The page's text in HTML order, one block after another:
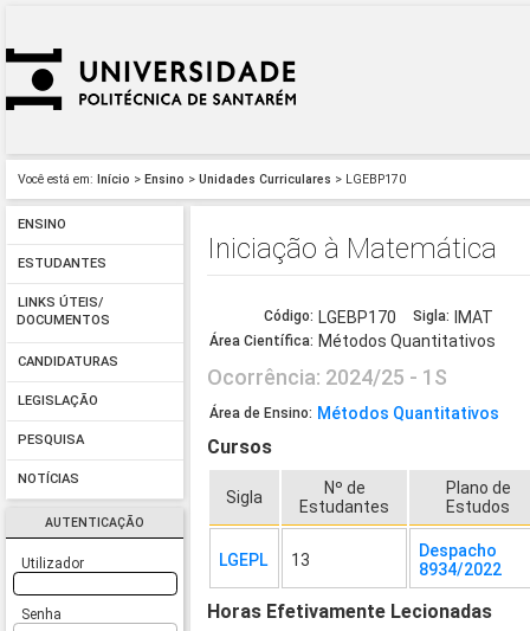
Você está em: Início > Ensino > Unidades Curriculares > LGEBP170
ENSINO
ESTUDANTES
LINKS ÚTEIS/
DOCUMENTOS
CANDIDATURAS
LEGISLAÇÃO
PESQUISA
NOTÍCIAS
AUTENTICAÇÃO
Utilizador
Senha
Iniciação à Matemática
Código: LGEBP170 Sigla: IMAT
Área Científica: Métodos Quantitativos
Ocorrência: 2024/25 - 1S
Área de Ensino: Métodos Quantitativos
Cursos
Sigla
Nº de
Estudantes
Plano de
Estudos
LGEPL 13
Despacho
8934/2022
Horas Efetivamente Lecionadas